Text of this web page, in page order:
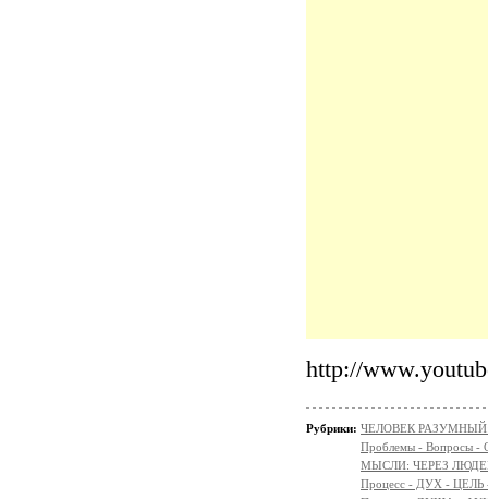
http://
Рубрики: ЧЕЛОВЕК РАЗУМНЫЙ:
Проблемы - Вопросы -
МЫСЛИ: ЧЕРЕЗ
Процесс - ДУХ -